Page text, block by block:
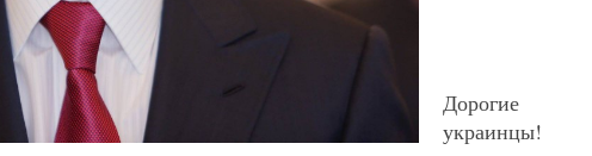
Дорогие
украинцы!